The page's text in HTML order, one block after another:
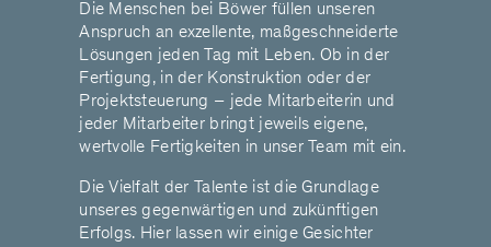
Die Menschen bei Böwer füllen unseren
Anspruch an exzellente, maßgeschneiderte
Lösungen jeden Tag mit Leben. Ob in der
Fertigung, in der Konstruktion oder der
Projektsteuerung – jede Mitarbeiterin und
jeder Mitarbeiter bringt jeweils eigene,
wertvolle Fertigkeiten in unser Team mit ein.
Die Vielfalt der Talente ist die Grundlage
unseres gegenwärtigen und zukünftigen
Erfolgs. Hier lassen wir einige Gesichter